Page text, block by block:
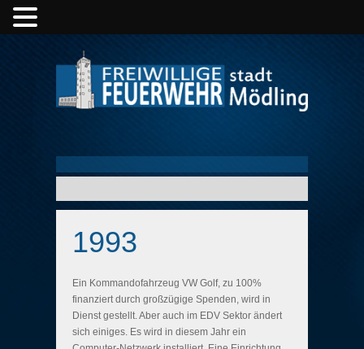
1993
Ein Kommandofahrzeug VW Golf, zu 100%
finanziert durch großzügige Spenden, wird in
Dienst gestellt. Aber auch im EDV Sektor ändert
sich einiges. Es wird in diesem Jahr ein